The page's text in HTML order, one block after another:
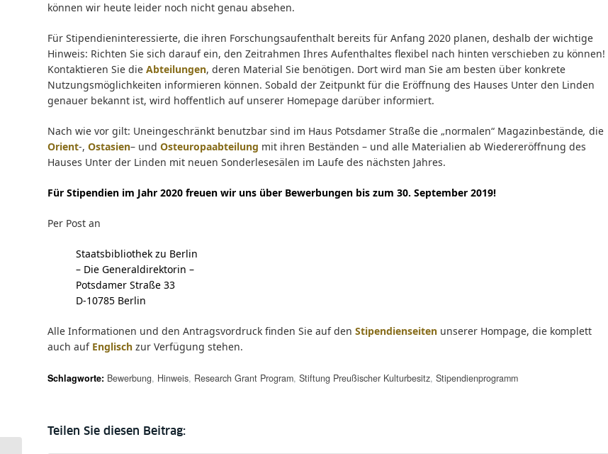
können wir heute leider noch nicht genau absehen.
Für Stipendieninteressierte, die ihren Forschungsaufenthalt bereits für Anfang 2020 planen, deshalb der wichtige
Hinweis: Richten Sie sich darauf ein, den Zeitrahmen Ihres Aufenthaltes flexibel nach hinten verschieben zu können!
Kontaktieren Sie die Abteilungen, deren Material Sie benötigen. Dort wird man Sie am besten über konkrete
Nutzungsmöglichkeiten informieren können. Sobald der Zeitpunkt für die Eröffnung des Hauses Unter den Linden
genauer bekannt ist, wird hoffentlich auf unserer Homepage darüber informiert.
Nach wie vor gilt: Uneingeschränkt benutzbar sind im Haus Potsdamer Straße die „normalen“ Magazinbestände, die
Orient-, Ostasien– und Osteuropaabteilung mit ihren Beständen – und alle Materialien ab Wiedereröffnung des
Hauses Unter der Linden mit neuen Sonderlesesälen im Laufe des nächsten Jahres.
Für Stipendien im Jahr 2020 freuen wir uns über Bewerbungen bis zum 30. September 2019!
Per Post an
Staatsbibliothek zu Berlin
– Die Generaldirektorin –
Potsdamer Straße 33
D-10785 Berlin
Alle Informationen und den Antragsvordruck finden Sie auf den Stipendienseiten unserer Hompage, die komplett
auch auf Englisch zur Verfügung stehen.
Schlagworte: Bewerbung, Hinweis, Research Grant Program, Stiftung Preußischer Kulturbesitz, Stipendienprogramm